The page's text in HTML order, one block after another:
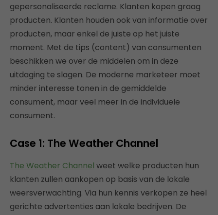
gepersonaliseerde reclame. Klanten kopen graag
producten. Klanten houden ook van informatie over
producten, maar enkel de juiste op het juiste
moment. Met de tips (content) van consumenten
beschikken we over de middelen om in deze
uitdaging te slagen. De moderne marketeer moet
minder interesse tonen in de gemiddelde
consument, maar veel meer in de individuele
consument.
Case 1: The Weather Channel
The Weather Channel weet welke producten hun
klanten zullen aankopen op basis van de lokale
weersverwachting. Via hun kennis verkopen ze heel
gerichte advertenties aan lokale bedrijven. De